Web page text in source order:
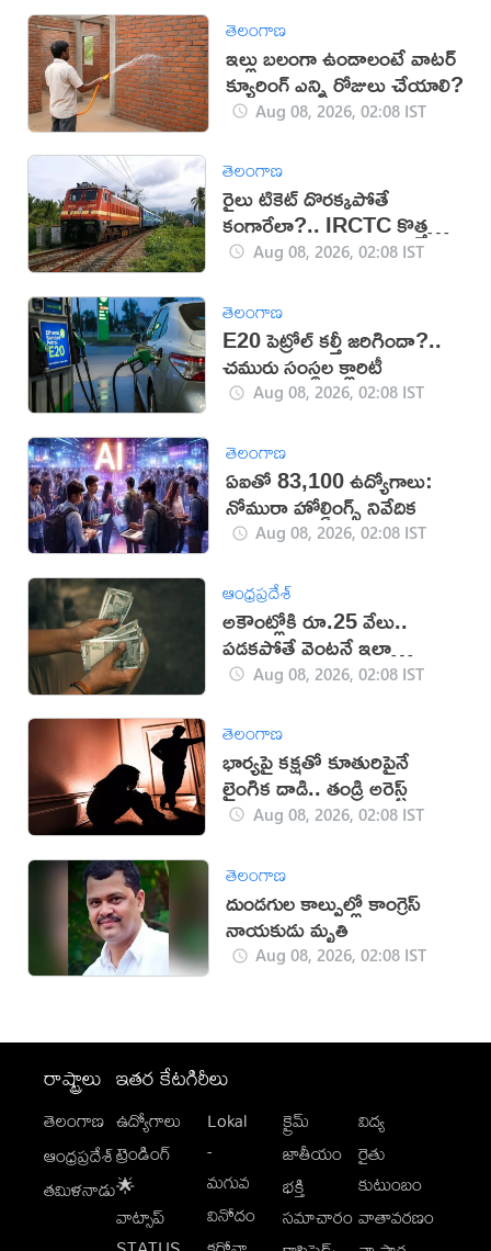
తెలంగాణ
ఇల్లు బలంగా ఉండాలంటే వాటర్
క్యూరింగ్ ఎన్ని రోజులు చేయాలి?
Aug 08, 2026, 02:08 IST
తెలంగాణ
రైలు టికెట్ దొరక్కపోతే
కంగారేలా?.. IRCTC కొత్త
సదుపాయంతో టెన్షన్‌కు చెక్
Aug 08, 2026, 02:08 IST
తెలంగాణ
E20 పెట్రోల్ కల్తీ జరిగిందా?..
చమురు సంస్థల క్లారిటీ
Aug 08, 2026, 02:08 IST
తెలంగాణ
ఏఐతో 83,100 ఉద్యోగాలు:
నోమురా హోల్డింగ్స్ నివేదిక
Aug 08, 2026, 02:08 IST
ఆంధ్రప్రదేశ్
అకౌంట్లోకి రూ.25 వేలు..
పడకపోతే వెంటనే ఇలా
చేయండి!
Aug 08, 2026, 02:08 IST
తెలంగాణ
భార్యపై కక్షతో కూతురిపైనే
లైంగిక దాడి.. తండ్రి అరెస్ట్
Aug 08, 2026, 02:08 IST
తెలంగాణ
దుండగుల కాల్పుల్లో కాంగ్రెస్
నాయకుడు మృతి
Aug 08, 2026, 02:08 IST
రాష్ట్రాలు
తెలంగాణ
ఆంధ్రప్రదేశ్
తమిళనాడు
ఇతర కేటగిరీలు
ఉద్యోగాలు
ట్రెండింగ్
🌟
వాట్సాప్
Lokal
-
మగువ
వినోదం
క్రైమ్
జాతీయం
భక్తి
సమాచారం
విద్య
రైతు
కుటుంబం
వాతావరణం